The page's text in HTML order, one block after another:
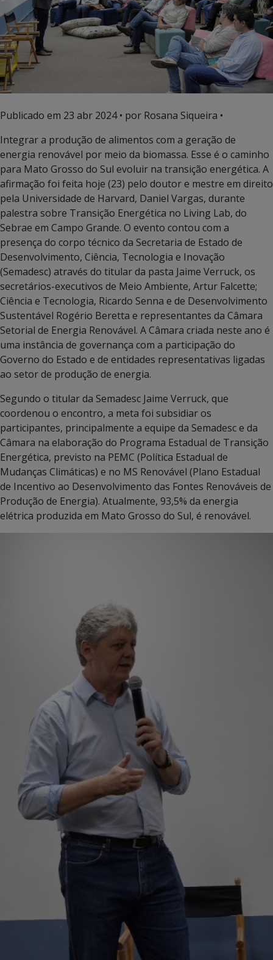
Publicado em 23 abr 2024• por Rosana Siqueira •
Integrar a produção de alimentos com a geração de
energia renovável por meio da biomassa. Esse é o caminho
para Mato Grosso do Sul evoluir na transição energética. A
afirmação foi feita hoje (23) pelo doutor e mestre em direito
pela Universidade de Harvard, Daniel Vargas, durante
palestra sobre Transição Energética no Living Lab, do
Sebrae em Campo Grande. O evento contou com a
presença do corpo técnico da Secretaria de Estado de
Desenvolvimento, Ciência, Tecnologia e Inovação
(Semadesc) através do titular da pasta Jaime Verruck, os
secretários-executivos de Meio Ambiente, Artur Falcette;
Ciência e Tecnologia, Ricardo Senna e de Desenvolvimento
Sustentável Rogério Beretta e representantes da Câmara
Setorial de Energia Renovável. A Câmara criada neste ano é
uma instância de governança com a participação do
Governo do Estado e de entidades representativas ligadas
ao setor de produção de energia.
Segundo o titular da Semadesc Jaime Verruck, que
coordenou o encontro, a meta foi subsidiar os
participantes, principalmente a equipe da Semadesc e da
Câmara na elaboração do Programa Estadual de Transição
Energética, previsto na PEMC (Política Estadual de
Mudanças Climáticas) e no MS Renovável (Plano Estadual
de Incentivo ao Desenvolvimento das Fontes Renováveis de
Produção de Energia). Atualmente, 93,5% da energia
elétrica produzida em Mato Grosso do Sul, é renovável.